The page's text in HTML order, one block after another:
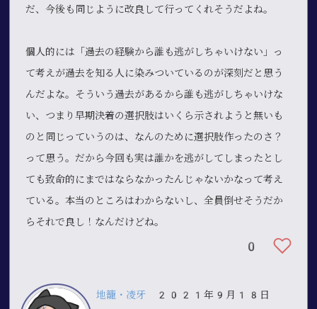
だ、今後も同じように改良して行ってくれそうだよね。
個人的には「過去の経験から誰も逃がしちゃいけない」っ
て考えが過去を知る人に染みついているのが深刻だと思う
んだよな。そういう過去があるから誰も逃がしちゃいけな
い、つまり早期決着の選択肢はいくら示されようと無いも
のと同じっていうのは、なんのために選択肢作ったのさ？
って思う。だから今回も実は誰かを逃がしてしまったとし
ても致命的にまではならなかったんじゃないかなって考え
ている。本当のところはわからないし、全員倒せそうだか
らそれで良し！なんだけどね。
0
地籠・凌牙 2021年9月18日